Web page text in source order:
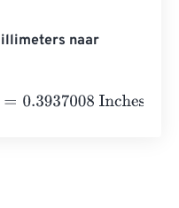
naar
0.3937008 Inches